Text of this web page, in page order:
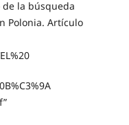
de la búsqueda
Polonia. Artículo